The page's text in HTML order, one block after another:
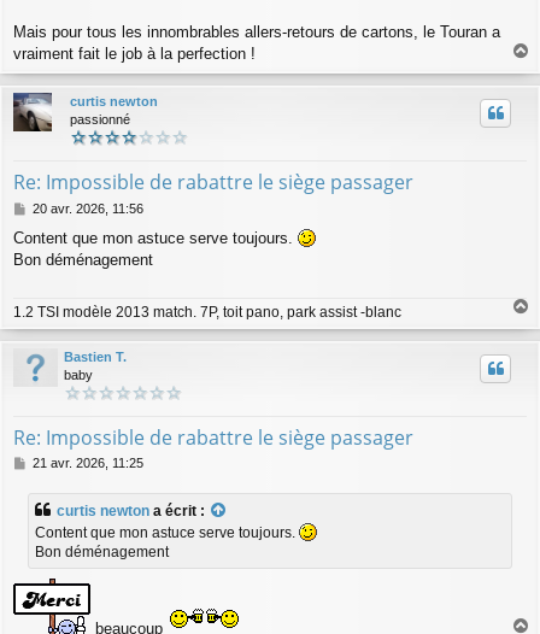
Mais pour tous les innombrables allers-retours de cartons, le Touran a
vraiment fait le job à la perfection !
a
u
curtis newton
passionné
Re: Impossible de rabattre le siège passager
M
s
s
e
20 avr. 2026, 11:56
Content que mon astuce serve toujours.
Bon déménagement
1.2 TSI modèle 2013 match. 7P, toit pano, park assist -blanc
u
Bastien T.
baby
Re: Impossible de rabattre le siège passager
M
s
e
21 avr. 2026, 11:25
curtis newton a écrit :
Content que mon astuce serve toujours.
Bon déménagement
beaucoup